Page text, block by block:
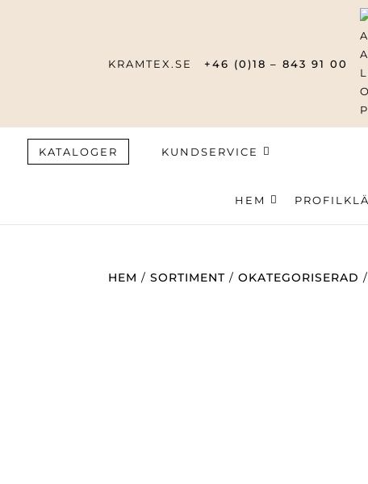
KRAMTEX.SE +46 (0)18 – 843 91 00
KATALOGER KUNDSERVICE
HEM
HEM /SORTIMENT /OKATEGORISERAD